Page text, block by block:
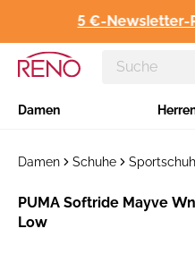
5 €-Newsletter-
Damen
Damen Schuhe
Hersteller:
PUMA Softride Mayve
Low